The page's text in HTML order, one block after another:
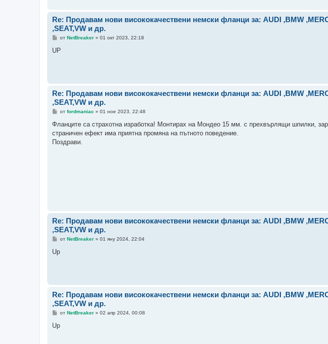
Re: Продавам нови висококачествени немски фланци за: AUDI ,BMW
,SEAT,VW и др.
М
е
от NetBreaker» 01 окт 2023, 22:18
UP
Re: Продавам нови висококачествени немски фланци за: AUDI ,BMW
,SEAT,VW и др.
М
е
и
е
от fordmaniac » 01 ное 2023, 22:48
Фланците са страхотна изработка! Монтирах на Мондео 15 мм. с прехвърлящи шпилки,
страничен ефект има приятна промяна на пътното поведение.
Поздрави.
Re: Продавам нови висококачествени немски фланци за: AUDI ,BMW
,SEAT,VW и др.
М
е
от NetBreaker» 01 яну 2024, 22:04
Up
Re: Продавам нови висококачествени немски фланци за: AUDI ,BMW
,SEAT,VW и др.
М
е
от NetBreaker» 02 апр 2024, 00:08
Up